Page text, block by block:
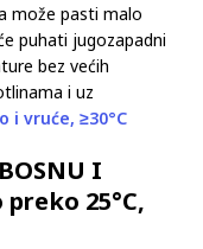
može pasti malo
puhati jugozapadni
bez većih
i uz
vruće, ≥30°C
I
25°C,